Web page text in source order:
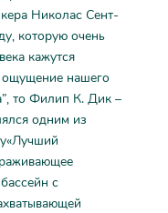
Николас Сент-
которую очень
кажутся
ощущение нашего
то Филип К. Дик –
одним из
с